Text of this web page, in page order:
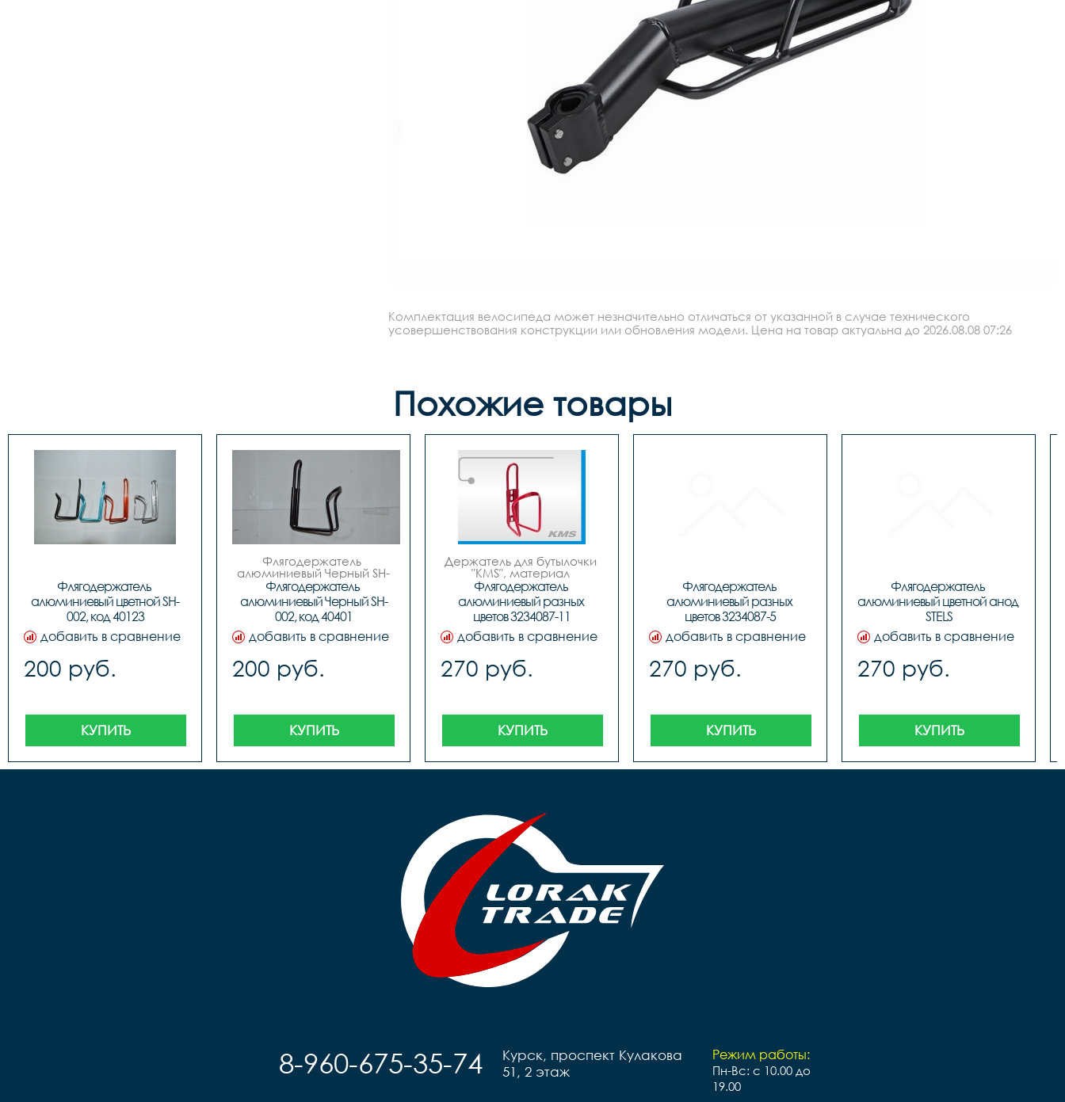
Комплектация велосипеда может незначительно отличаться от указанной в случае технического
усовершенствования конструкции или обновления модели. Цена на товар актуальна до 2026.08.08 07:26
Похожие товары
Флягодержатель
алюминиевый цветной SH-
002, код 40123
добавить в сравнение
200 руб.
КУПИТЬ
Флягодержатель
алюминиевый Черный SH-
002
код. 40401
Флягодержатель
алюминиевый Черный SH-
002, код 40401
добавить в сравнение
200 руб.
КУПИТЬ
Держатель для бутылочки
"KMS", материал
алюминий, 6 цветов.
Флягодержатель
алюминиевый разных
цветов 3234087-11
добавить в сравнение
270 руб.
КУПИТЬ
Флягодержатель
алюминиевый разных
цветов 3234087-5
добавить в сравнение
270 руб.
КУПИТЬ
Флягодержатель
алюминиевый цветной анод
STELS
добавить в сравнение
270 руб.
КУПИТЬ
Режим работы:
Пн-Вс: с 10.00 до
19.00
Курск, проспект Кулакова
51, 2 этаж
8-960-675-35-74